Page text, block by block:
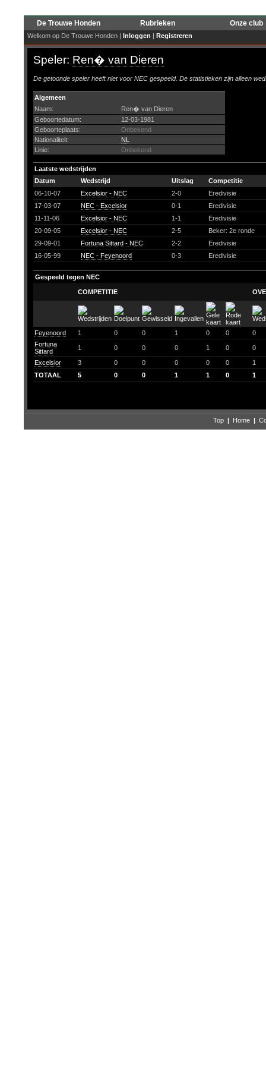
De Trouwe Honden Rubrieken Onze club
Welkom op De Trouwe Honden | Inloggen | Registreren
Speler: Ren� van Dieren
De getoonde speler heeft niet voor NEC gespeeld. De statistieken zijn alleen
Algemeen
Naam:
Ren� van Dieren
Geboortedatum:
12-03-1981
Geboorteplaats:
Onbekend
Nationaliteit:
NL
Linie:
Onbekend
Laatste wedstrijden
Datum
Wedstrijd Uitslag
Competitie
06-10-07
Excelsior - NEC 2-0
Eredivisie
17-03-07
NEC - Excelsior 0-1
Eredivisie
11-11-06
Excelsior - NEC 1-1
Eredivisie
20-09-05
Excelsior - NEC 2-5
Beker: 2e ronde
29-09-01
Fortuna Sittard - NEC 2-2
Eredivisie
16-05-99
NEC - Feyenoord 0-3 Eredivisie
Gespeeld tegen NEC
COMPETITIE
Feyenoord 1 0 0 1 0 0
0
Fortuna
Sittard
1 0 0 0 1 0 0
Excelsior 3 0 0 0 0 0
1
TOTAAL
5 0 0 1 1 0 1
Top | Home |